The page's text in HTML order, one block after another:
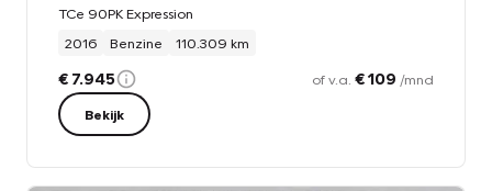
TCe 90PK Expression
2016
Benzine 110.309 km
€ 7.945 of v.a. € 109 /mnd
Bekijk